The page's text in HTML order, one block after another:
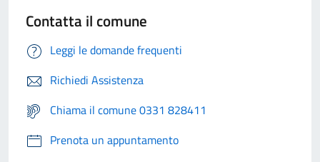
Contatta il comune
Leggi le domande frequenti
Richiedi Assistenza
Chiama il comune 0331 828411
Prenota un appuntamento